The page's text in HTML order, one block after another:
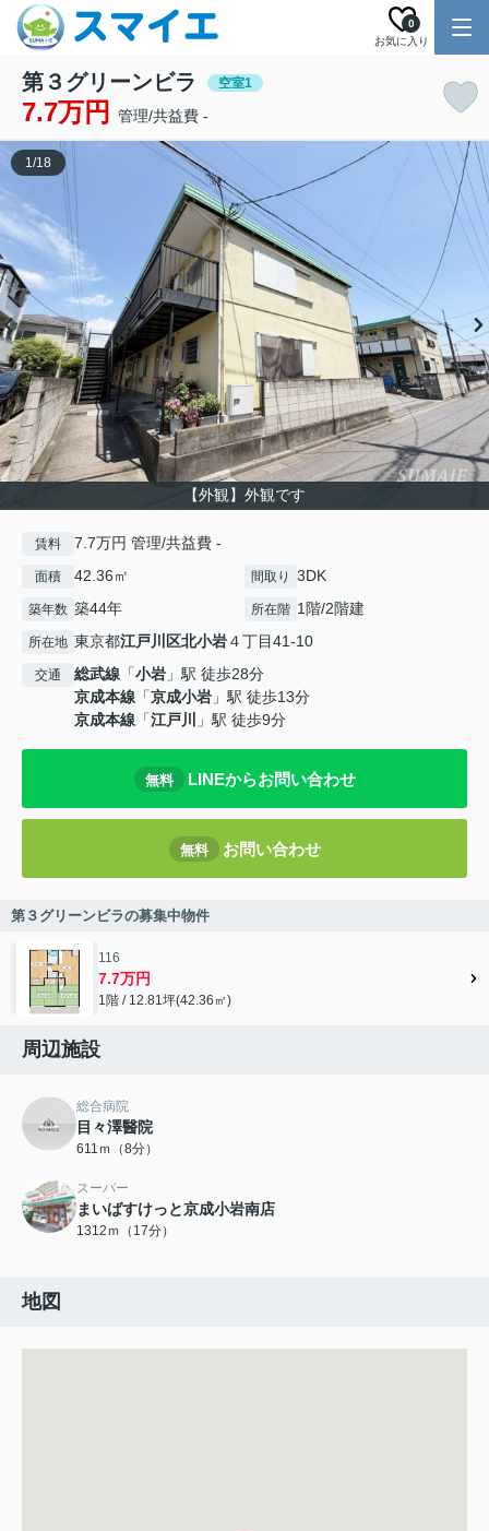
お気に入り
0
第３グリーンビラ 空室1
7.7万円 管理/共益費 -
【外観】外観です
1/18
賃料 7.7万円 管理/共益費 -
面積 42.36㎡ 間取り 3DK
築年数 築44年 所在階 1階/2階建
所在地 東京都江戸川区北小岩４丁目41-10
交通 総武線 「小岩 」駅 徒歩28分
京成本線 「京成小岩 」駅 徒歩13分
京成本線 「江戸川 」駅 徒歩9分
無料 LINEからお問い合わせ
無料 お問い合わせ
第３グリーンビラの募集中物件
116
7.7万円
1階 / 12.81坪(42.36㎡)
周辺施設
総合病院
目々澤醫院
611ｍ（8分）
スーパー
まいばすけっと京成小岩南店
1312ｍ（17分）
地図